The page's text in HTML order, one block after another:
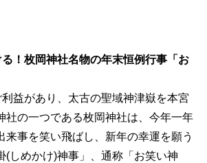
！枚岡神社名物の年末恒例行事「お
益があり、太古の聖域神津嶽を本宮
社の一つである枚岡神社は、今年一年
来事を笑い飛ばし、新年の幸運を願う
(しめかけ)神事」、通称「お笑い神